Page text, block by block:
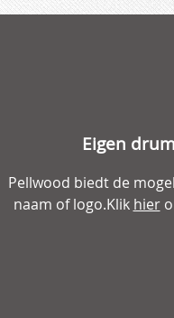
Eigen
Pellwood biedt de
naam of logo.Klik hier